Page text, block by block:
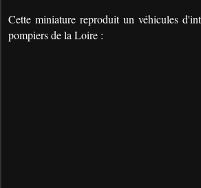
Cette miniature reproduit un véhicules
pompiers de la Loire :